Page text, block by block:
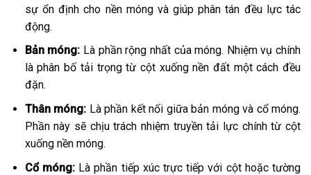
sự ổn định cho nền móng và giúp phân tán đều lực tác
động.
Bản móng: Là phần rộng nhất của móng. Nhiệm vụ chính
là phân bố tải trọng từ cột xuống nền đất một cách đều
đặn.
Thân móng: Là phần kết nối giữa bản móng và cổ móng.
Phần này sẽ chịu trách nhiệm truyền tải lực chính từ cột
xuống nền móng.
Cổ móng: Là phần tiếp xúc trực tiếp với cột hoặc tường